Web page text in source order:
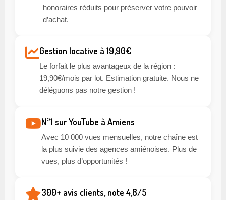
honoraires réduits pour préserver votre pouvoir
d’achat.
Gestion locative à 19,90€
Le forfait le plus avantageux de la région :
19,90€/mois par lot. Estimation gratuite. Nous ne
déléguons pas notre gestion !
N°1 sur YouTube à Amiens
Avec 10 000 vues mensuelles, notre chaîne est
la plus suivie des agences amiénoises. Plus de
vues, plus d’opportunités !
300+ avis clients, note 4,8/5